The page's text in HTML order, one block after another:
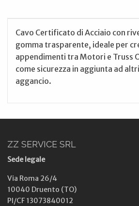
Cavo Certificato di Acciaio con
gomma trasparente, ideale per
appendimenti tra Motori e Truss
come sicurezza in aggiunta ad
aggancio.
ZZ SERVICE SRL
Sede legale
Via Roma 26/4
10040 Druento (TO)
PI/CF 13073840012